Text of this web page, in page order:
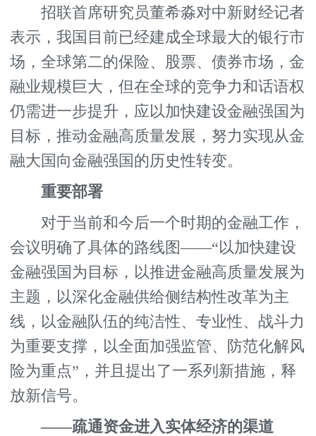
招联首席研究员董希淼对中新财经记者
表示，我国目前已经建成全球最大的银行市
场，全球第二的保险、股票、债券市场，金
融业规模巨大，但在全球的竞争力和话语权
仍需进一步提升，应以加快建设金融强国为
目标，推动金融高质量发展，努力实现从金
融大国向金融强国的历史性转变。
重要部署
对于当前和今后一个时期的金融工作，
会议明确了具体的路线图——“以加快建设
金融强国为目标，以推进金融高质量发展为
主题，以深化金融供给侧结构性改革为主
线，以金融队伍的纯洁性、专业性、战斗力
为重要支撑，以全面加强监管、防范化解风
险为重点”，并且提出了一系列新措施，释
放新信号。
——疏通资金进入实体经济的渠道